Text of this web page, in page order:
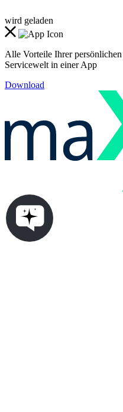
wird geladen
Alle Vorteile Ihrer persönlichen
Servicewelt in einer App
Download